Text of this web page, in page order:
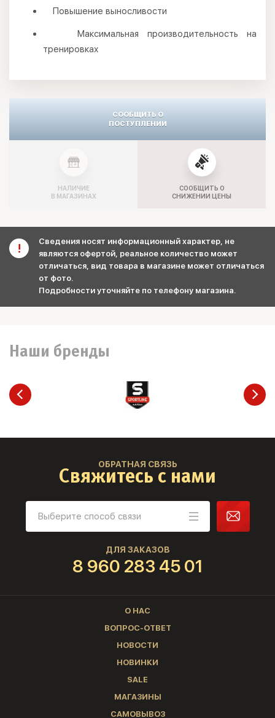
Повышение выносливости
Максимальная производительность на
тренировках
СООБЩИТЬ О
ПОСТУПЛЕНИИ
НАЛИЧИЕ
В МАГАЗИНАХ
СООБЩИТЬ О
СНИЖЕНИИ ЦЕНЫ
Сведения носят информационный характер, не
являются офертой, реальное количество может
отличаться, вид товара в магазине может отличаться
от фото.
Подробности уточняйте по телефону магазина.
Наши бренды
ОБРАТНАЯ СВЯЗЬ
Свяжитесь с нами
ДЛЯ ЗАКАЗОВ
8 960 283 45 01
О НАС
ВОПРОС-ОТВЕТ
НОВОСТИ
НОВИНКИ
SALE
МАГАЗИНЫ
САМОВЫВОЗ